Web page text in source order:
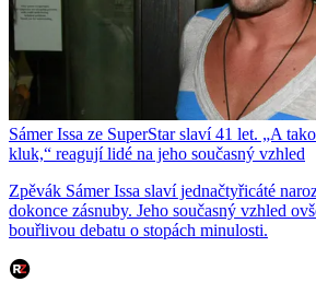
Sámer Issa ze SuperStar slaví 41 let. „A
kluk,“ reagují lidé na jeho současný vzhled
Zpěvák Sámer Issa slaví jednačtyřicáté
dokonce zásnuby. Jeho současný vzhled
bouřlivou debatu o stopách minulosti.